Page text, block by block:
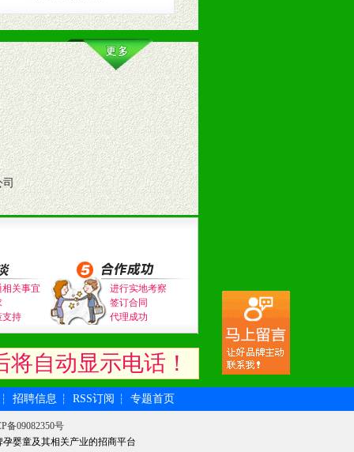
（包括POP、彩页、手提袋、易
趋势与流行。
营养建康知识。为经销商、分销商
司
关事宜
支持
进行实地考察
签订合同
代理成功
自动显示电话！
┆ 招聘信息 ┆ RSS订阅 ┆ 专题首页
备09082350号
孕婴童及其相关产业的招商平台